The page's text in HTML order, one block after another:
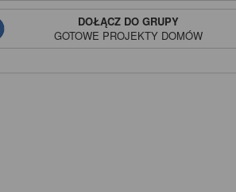
DOŁĄCZ DO GRUPY
GOTOWE PROJEKTY DOMÓW